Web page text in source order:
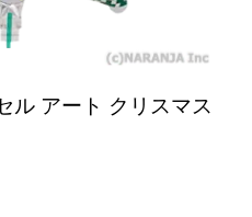
ル アート クリスマス